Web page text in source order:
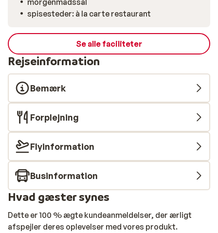
morgenmadssal
spisesteder: à la carte restaurant
Se alle faciliteter
Rejseinformation
Bemærk
Forplejning
Flyinformation
Businformation
Hvad gæster synes
Dette er 100 % ægte kundeanmeldelser, der ærligt
afspejler deres oplevelser med vores produkt.